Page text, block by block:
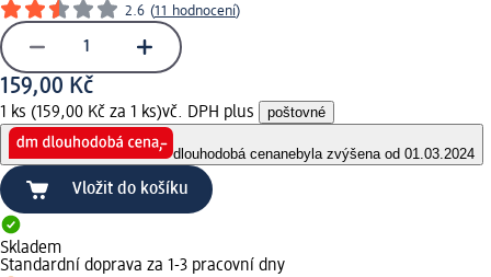
2.6 (11 hodnocení)
159,00 Kč
1 ks (159,00 Kč za 1 ks)vč. DPH plus poštovné
dlouhodobá cenanebyla zvýšena od 01.03.2024
Vložit do košíku
Skladem
Standardní doprava za 1-3 pracovní dny